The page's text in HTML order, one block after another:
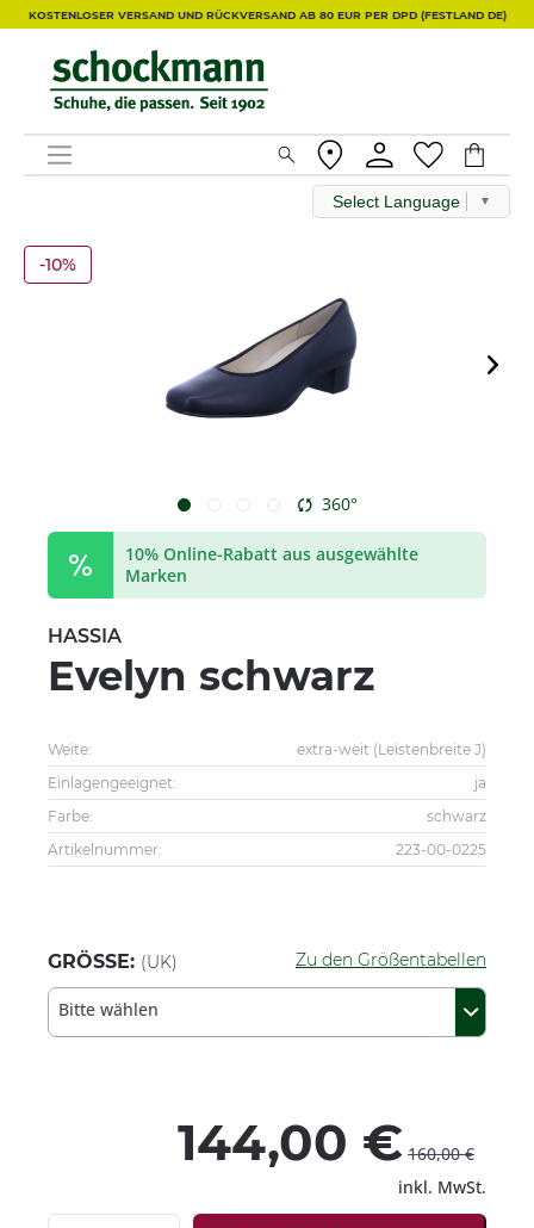
KOSTENLOSER VERSAND UND RÜCKVERSAND AB 80 EUR PER DPD (FESTLAND DE)
Select Language ▼
-10%
360°
10% Online-Rabatt aus ausgewählte
Marken
HASSIA
Evelyn schwarz
Weite:
extra-weit (Leistenbreite J)
Einlagengeeignet:
ja
Farbe:
schwarz
Artikelnummer:
223-00-0225
GRÖSSE: (UK) Zu den Größentabellen
Bitte wählen
144,00 € 160,00 €
inkl. MwSt.